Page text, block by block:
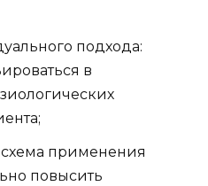
подхода:
в
применения
повысить